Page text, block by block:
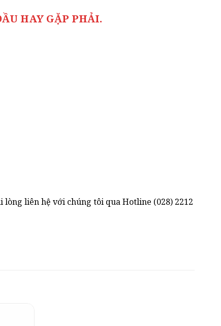
HAY GẶP PHẢI.
liên hệ với chúng tôi qua Hotline (028) 2212